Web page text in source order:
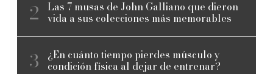
Las 7 musas de John Galliano que dieron
vida a sus colecciones más memorables
¿En cuánto tiempo pierdes músculo y
condición física al dejar de entrenar?